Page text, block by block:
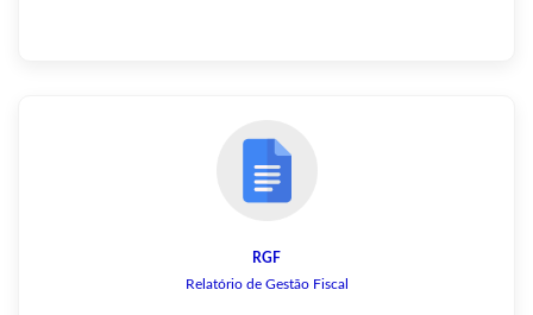
RGF
Relatório de Gestão Fiscal